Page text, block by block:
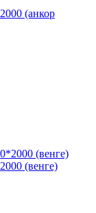
(анкор
(венге)